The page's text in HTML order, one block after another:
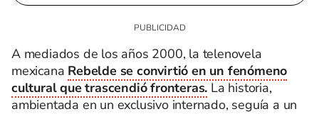
A mediados de los años 2000, la telenovela
mexicana Rebelde se convirtió en un fenómeno
cultural que trascendió fronteras. La historia,
ambientada en un exclusivo internado, seguía a un